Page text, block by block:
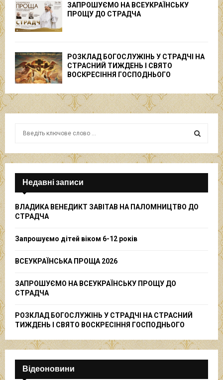
ЗАПРОШУЄМО НА ВСЕУКРАЇНСЬКУ
ПРОЩУ ДО СТРАДЧА
РОЗКЛАД БОГОСЛУЖІНЬ У СТРАДЧІ НА
СТРАСНИЙ ТИЖДЕНЬ І СВЯТО
ВОСКРЕСІННЯ ГОСПОДНЬОГО
r
f
r
S
E
A
Недавні записи
ВЛАДИКА ВЕНЕДИКТ ЗАВІТАВ НА ПАЛОМНИЦТВО ДО
СТРАДЧА
Запрошуємо дітей віком 6-12 років
ВСЕУКРАЇНСЬКА ПРОЩА 2026
ЗАПРОШУЄМО НА ВСЕУКРАЇНСЬКУ ПРОЩУ ДО
СТРАДЧА
РОЗКЛАД БОГОСЛУЖІНЬ У СТРАДЧІ НА СТРАСНИЙ
ТИЖДЕНЬ І СВЯТО ВОСКРЕСІННЯ ГОСПОДНЬОГО
Відеоновини